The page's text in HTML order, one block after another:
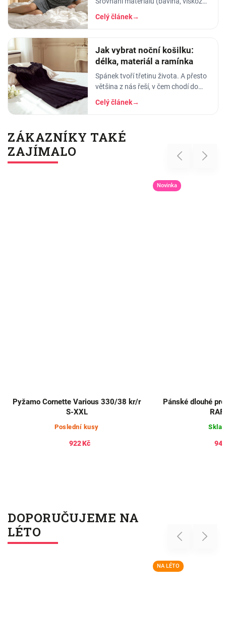
len, hedvábí) a tipy na lehká letní
pyžama a noční košilky, ve kterých
Celý článek→
Jak vybrat noční košilku:
délka, materiál a ramínka
Spánek tvoří třetinu života. A přesto
většina z nás řeší, v čem chodí do
práce, do divadla nebo na rande, ale
to, v čem stráví těch osm hodin…
Celý článek→
ZÁKAZNÍKY TAKÉ
ZAJÍMALO
Previous
Pyžamo Cornette Various 330/38 kr/r
S-XXL
Poslední kusy
922 Kč
Novinka
Pánské dlouhé
Next
DOPORUČUJEME NA
LÉTO
Previous
NA LÉTO
Next